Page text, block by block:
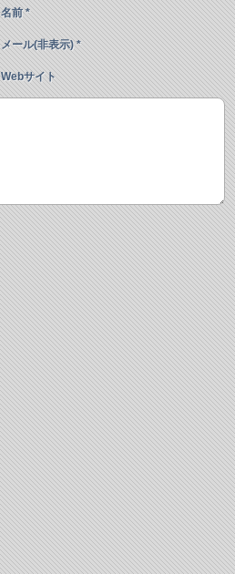
名前 *
メール(非表示) *
Webサイト